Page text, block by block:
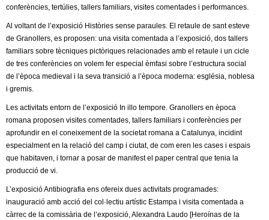
conferències, tertúlies, tallers familiars, visites comentades i performances.
Al voltant de l’exposició Històries sense paraules. El retaule de sant esteve
de Granollers, es proposen: una visita comentada a l’exposició, dos tallers
familiars sobre tècniques pictòriques relacionades amb el retaule i un cicle
de tres conferències on volem fer especial èmfasi sobre l’estructura social
de l’època medieval i la seva transició a l’època moderna: església, noblesa
i gremis.
Les activitats entorn de l’exposició In illo tempore. Granollers en època
romana proposen visites comentades, tallers familiars i conferències per
aprofundir en el coneixement de la societat romana a Catalunya, incidint
especialment en la relació del camp i ciutat, de com eren les cases i espais
que habitaven, i tornar a posar de manifest el paper central que tenia la
producció de vi.
L’exposició Antibiografia ens ofereix dues activitats programades:
inauguració amb acció del col·lectiu artístic Estampa i visita comentada a
càrrec de la comissària de l’exposició, Alexandra Laudo [Heroínas de la